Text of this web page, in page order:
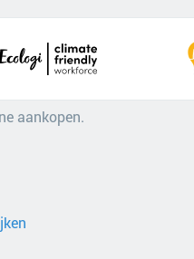
aankopen.